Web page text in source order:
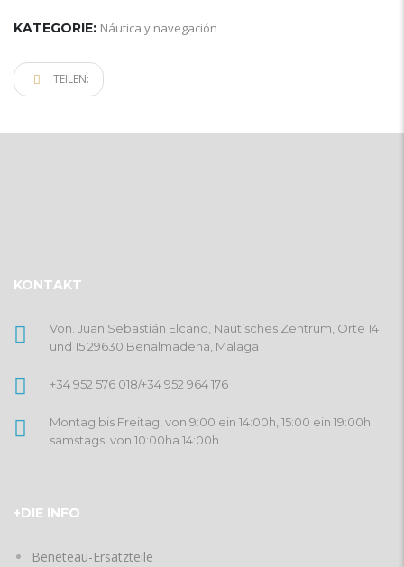
KATEGORIE: Náutica y navegación
TEILEN:
KONTAKT
Von. Juan Sebastián Elcano, Nautisches Zentrum, Orte 14
und 15 29630 Benalmadena, Malaga
+34 952 576 018/+34 952 964 176
Montag bis Freitag, von 9:00 ein 14:00h, 15:00 ein 19:00h
samstags, von 10:00ha 14:00h
+DIE INFO
Beneteau-Ersatzteile